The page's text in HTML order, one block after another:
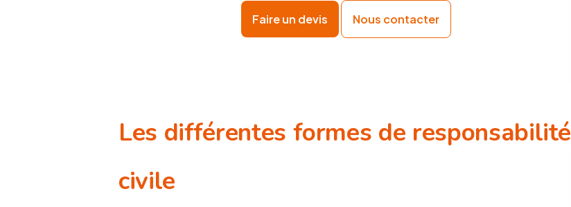
Faire un devis Nous contacter
Les différentes formes de responsabilité
civile